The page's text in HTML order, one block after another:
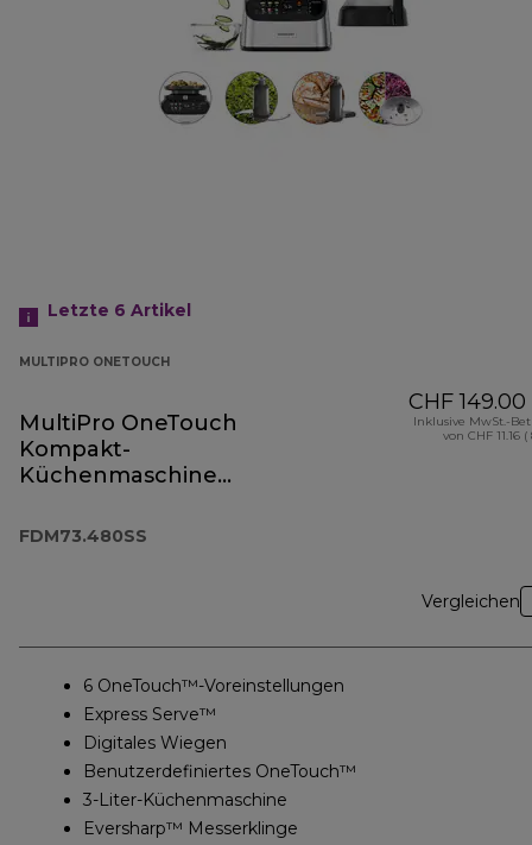
Letzte 6 Artikel
MULTIPRO ONETOUCH
MultiPro OneTouch
Kompakt-
Küchenmaschine
FDM73.480SS
FDM73.480SS
CHF 149.00
Inklusive MwSt.-
von CHF 11.16 (
Vergleichen
6 OneTouch™-Voreinstellungen
Express Serve™
Digitales Wiegen
Benutzerdefiniertes OneTouch™
3-Liter-Küchenmaschine
Eversharp™ Messerklinge